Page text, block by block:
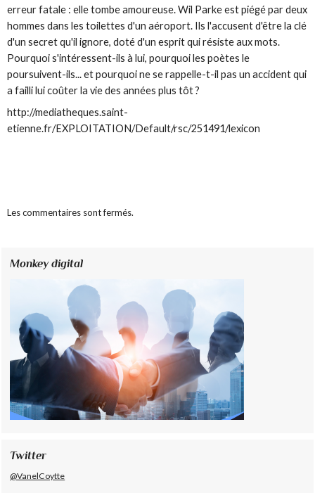
erreur fatale : elle tombe amoureuse. Wil Parke est piégé par deux
hommes dans les toilettes d'un aéroport. Ils l'accusent d'être la clé
d'un secret qu'il ignore, doté d'un esprit qui résiste aux mots.
Pourquoi s'intéressent-ils à lui, pourquoi les poètes le
poursuivent-ils... et pourquoi ne se rappelle-t-il pas un accident qui
a failli lui coûter la vie des années plus tôt ?
http://mediatheques.saint-
etienne.fr/EXPLOITATION/Default/rsc/251491/lexicon
Les commentaires sont fermés.
Monkey digital
Twitter
@VanelCoytte